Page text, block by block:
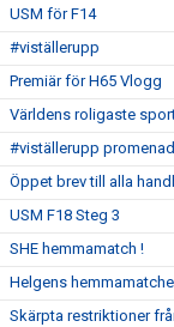
USM för F14
#viställerupp
Premiär för H65 Vlogg
Världens roligaste
#viställerupp promenad
Öppet brev till alla
USM F18 Steg 3
SHE hemmamatch !
Helgens
Skärpta restriktioner